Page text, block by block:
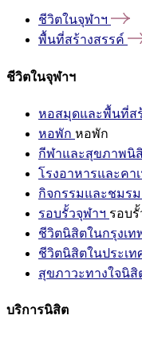
ชีวิตในจุฬาฯ
พื้นที่สร้างสรรค์
ชีวิตในจุฬาฯ
หอสมุดและพื้นที่ส
หอพัก หอพัก
กีฬาและสุขภาพนิ
โรงอาหารและคา
กิจกรรมและชมรม
รอบรั้วจุฬาฯ รอบ
ชีวิตนิสิตในกรุงเท
ชีวิตนิสิตในประเท
สุขภาวะทางใจนิสิ
บริการนิสิต